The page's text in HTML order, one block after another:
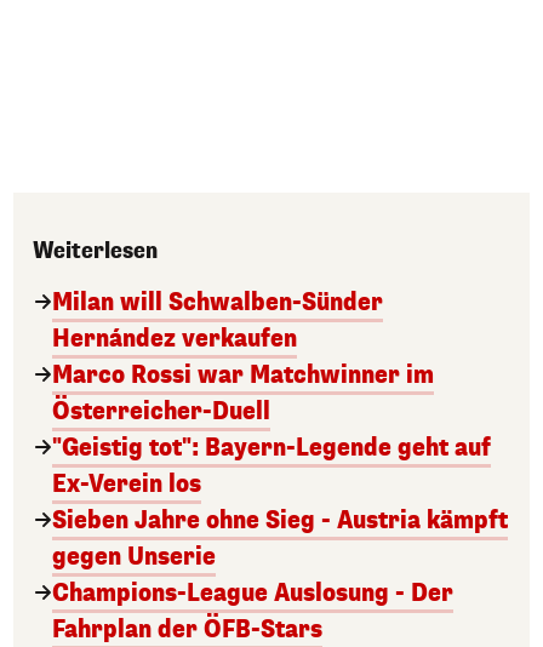
Weiterlesen
Milan will Schwalben-Sünder
Hernández verkaufen
Marco Rossi war Matchwinner im
Österreicher-Duell
"Geistig tot": Bayern-Legende geht auf
Ex-Verein los
Sieben Jahre ohne Sieg - Austria kämpft
gegen Unserie
Champions-League Auslosung - Der
Fahrplan der ÖFB-Stars